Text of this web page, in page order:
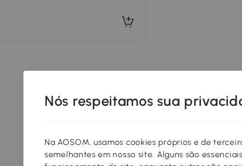
Nós respeitamos sua
Na AOSOM, usamos cookies próprios e de
semelhantes em nosso site. Alguns são